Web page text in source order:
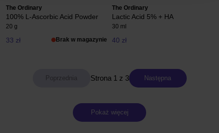
The Ordinary
100% L-Ascorbic Acid Powder
20 g
33 zł Brak w magazynie
The Ordinary
Lactic Acid 5% + HA
30 ml
40 zł
Strona 1 z 3 Następna
Pokaż więcej